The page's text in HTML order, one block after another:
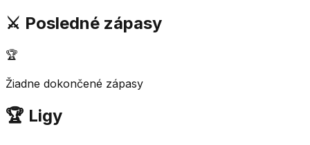
⚔️ Posledné zápasy
🏆
Žiadne dokončené zápasy
🏆 Ligy